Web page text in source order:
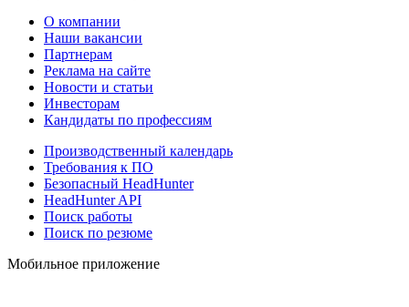
О компании
Наши вакансии
Партнерам
Реклама на сайте
Новости и статьи
Инвесторам
Кандидаты по профессиям
Производственный календарь
Требования к ПО
Безопасный HeadHunter
HeadHunter API
Поиск работы
Поиск по резюме
Мобильное приложение